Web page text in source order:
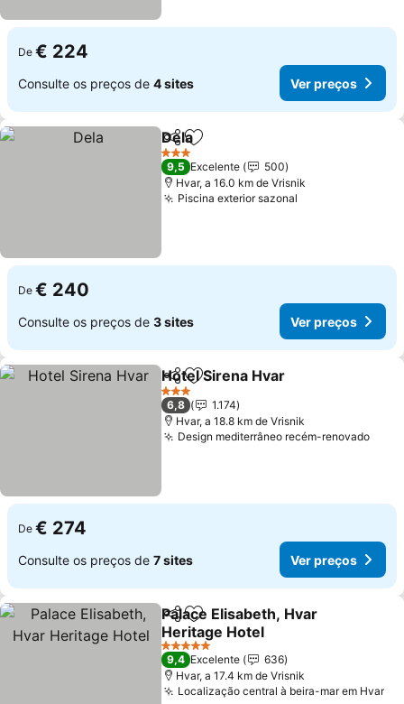
De € 224
Consulte os preços de 4 sites Ver preços
PartilharAdicionar aos favoritos
Dela
3 Estrelas
9,5 Excelente
500
Hvar, a 16.0 km de Vrisnik
Piscina exterior sazonal
De € 240
Consulte os preços de 3 sites Ver preços
PartilharAdicionar aos favoritos
Hotel Sirena Hvar
3 Estrelas
6,8
1.174
Hvar, a 18.8 km de Vrisnik
Design mediterrâneo recém-renovadoVer
De € 274
Consulte os preços de 7 sites Ver preços
PartilharAdicionar aos favoritos
Palace Elisabeth, Hvar
Heritage Hotel
Ver preços
5 Estrelas
9,4 Excelente
636
Hvar, a 17.4 km de Vrisnik
Localização central à beira-mar em Hvar